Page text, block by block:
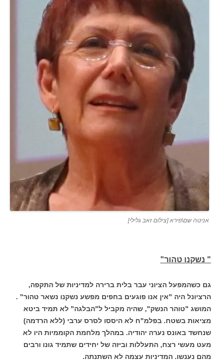
אניטה שם\פירא [צילום זאב גלילי]
" נשקנו טהור"
גם כשהמפעל הציוני עבר בלית ברירה למדיניות של התקפה,
הרציונל היה "אין אנו פוגעים בחפים מפשע נשקנו נשאר טהור" .
המושג "טוהר הנשק", שהיה מקביל ל"הבלגה" לא תמיד ביטא
מציאות בשטח. בפלמ"ח לא היססו לסרס ערבי (ללא הרדמה)
שנחשד באונס נערה יהודיה. במהלך מלחמת הקוממיות היו לא
מעט מעשי רצח, התעללות וביזה של יחידים שתמיד גונו ורבים
מהם נענשו. המדיניות עצמה לא השתנתה.